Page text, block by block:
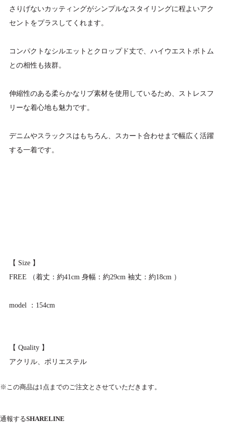
さりげないカッティングがシンプルなスタイリングに程よいアク
セントをプラスしてくれます。
コンパクトなシルエットとクロップド丈で、ハイウエストボトム
との相性も抜群。
伸縮性のある柔らかなリブ素材を使用しているため、ストレスフ
リーな着心地も魅力です。
デニムやスラックスはもちろん、スカート合わせまで幅広く活躍
する一着です。
【 Size 】
FREE （着丈：約41cm 身幅：約29cm 袖丈：約18cm ）
model ：154cm
【 Quality 】
アクリル、ポリエステル
※この商品は1点までのご注文とさせていただきます。
通報するSHARELINE